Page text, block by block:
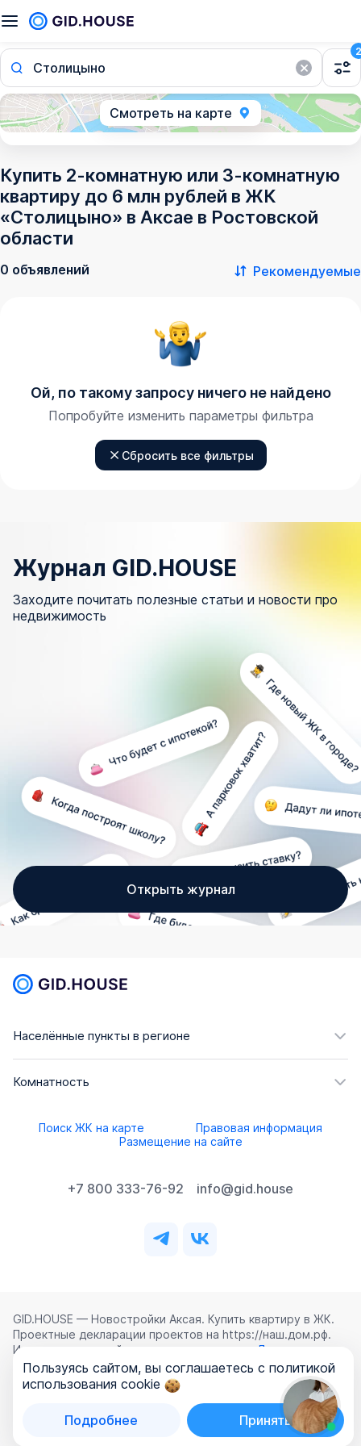
Столицыно
2
Смотреть на карте
Купить 2-комнатную или 3-комнатную
квартиру до 6 млн рублей в ЖК
«Столицыно» в Аксае в Ростовской
области
0 объявлений Рекомендуемые
Ой, по такому запросу ничего не найдено
Попробуйте изменить параметры фильтра
Сбросить все фильтры
Журнал GID.HOUSE
Заходите почитать полезные статьи и новости про
недвижимость
Открыть журнал
Населённые пункты в регионе
Комнатность
Поиск ЖК на карте
Правовая информация
Размещение на сайте
+7 800 333-76-92 info@gid.house
GID.HOUSE — Новостройки Аксая. Купить квартиру в ЖК.
Проектные декларации проектов на https://наш.дом.рф.
Использование сайта означает согласие с
Лицензионным
соглашением ,Политикой конфиденциальностии
Политикой обработки персональных данных
ООО «ГИД.ХАУЗ»
Пользуясь сайтом, вы соглашаетесь с политикой
использования cookie
Подробнее Принять